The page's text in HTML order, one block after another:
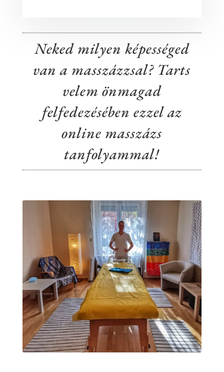
Neked milyen képességed
van a masszázzsal? Tarts
velem önmagad
felfedezésében ezzel az
online masszázs
tanfolyammal!